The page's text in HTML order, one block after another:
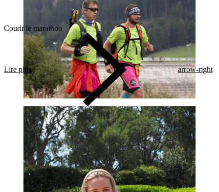
Courir le marathon
Lire plus arrow-right